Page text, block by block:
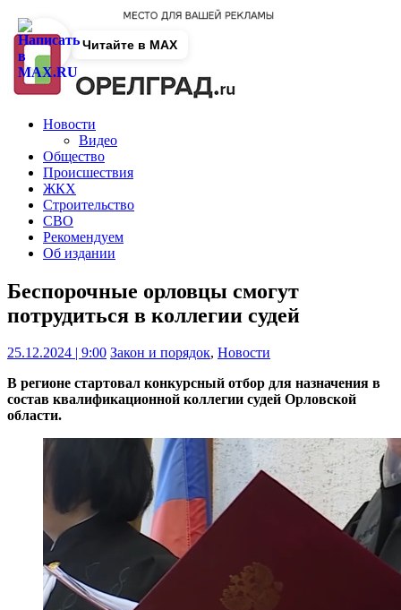
Новости
Видео
Общество
Происшествия
ЖКХ
Строительство
СВО
Рекомендуем
Об издании
Беспорочные орловцы смогут
потрудиться в коллегии судей
25.12.2024 | 9:00 Закон и порядок, Новости
В регионе стартовал конкурсный отбор для назначения в
состав квалификационной коллегии судей Орловской
области.
Читайте в MAX